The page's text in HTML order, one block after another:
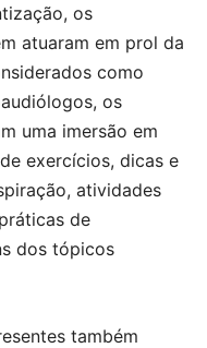
os
atuaram em prol da
como
os
uma imersão em
exercícios, dicas e
atividades
de
dos tópicos
também